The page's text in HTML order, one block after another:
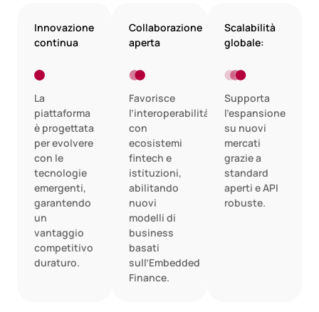
Innovazione
continua
La
piattaforma
è progettata
per evolvere
con le
tecnologie
emergenti,
garantendo
un
vantaggio
competitivo
duraturo.
Collaborazione
aperta
Favorisce
l’interoperabilità
con
ecosistemi
fintech e
istituzioni,
abilitando
nuovi
modelli di
business
basati
sull’Embedded
Finance.
Scalabilità
globale:
Supporta
l’espansione
su nuovi
mercati
grazie a
standard
aperti e API
robuste.